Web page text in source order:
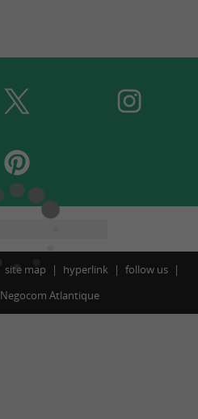
site map hyperlink
follow us
Negocom Atlantique